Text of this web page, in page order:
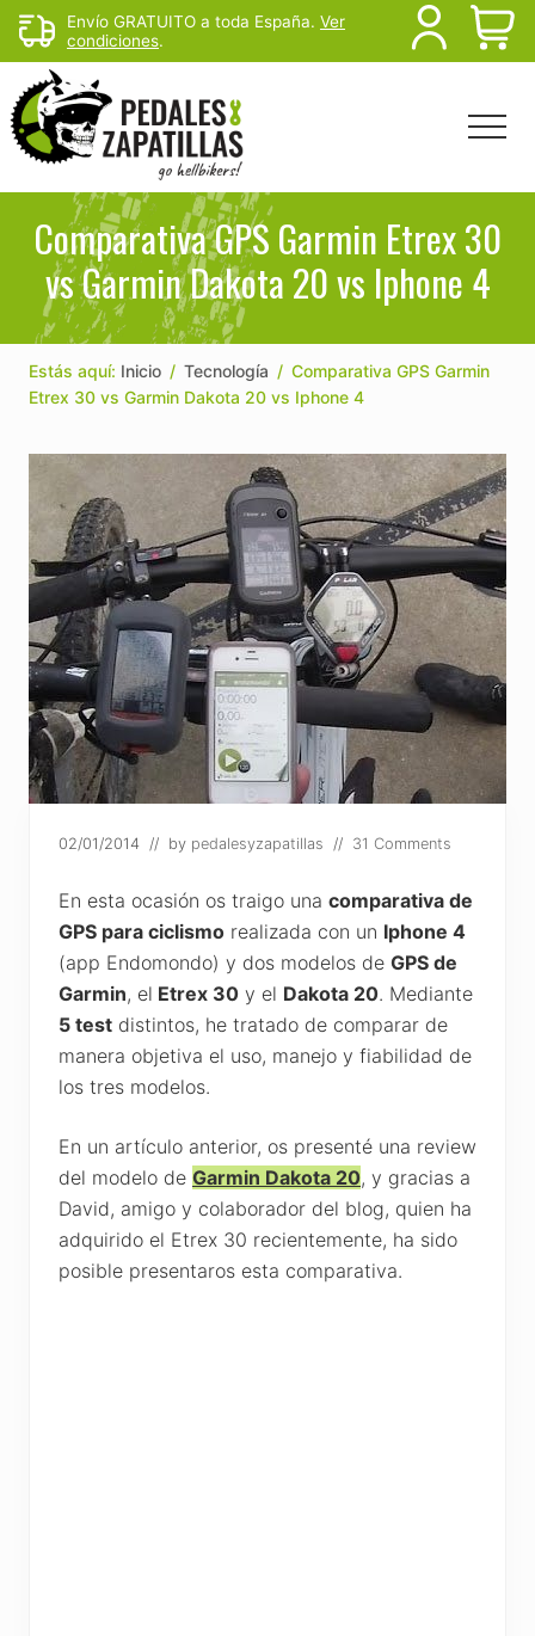
Menu
Skip
main
content
Skip
primary
sidebar
Skip
footer
Envío GRATUITO a toda España. Ver
condiciones.
Rutas
de
mtb
senderismo
para
escapar
del
sofá
Menu
Comparativa GPS Garmin Etrex 30
vs Garmin Dakota 20 vs Iphone 4
Estás aquí: Inicio / Tecnología / Comparativa GPS Garmin
Etrex 30 vs Garmin Dakota 20 vs Iphone 4
02/01/2014 // by pedalesyzapatillas // 31 Comments
En esta ocasión os traigo una comparativa de
GPS para ciclismo realizada con un Iphone 4
(app Endomondo) y dos modelos de GPS de
Garmin, el Etrex 30 y el Dakota 20. Mediante
5 test distintos, he tratado de comparar de
manera objetiva el uso, manejo y fiabilidad de
los tres modelos.
En un artículo anterior, os presenté una review
del modelo de Garmin Dakota 20, y gracias a
David, amigo y colaborador del blog, quien ha
adquirido el Etrex 30 recientemente, ha sido
posible presentaros esta comparativa.